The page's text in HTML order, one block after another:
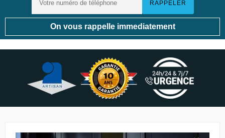
On vous rappelle immediatement